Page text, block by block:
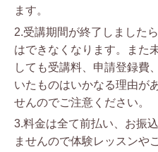
ます。
2.受講期間が終了しました
はできなくなります。また
しても受講料、申請登録費
いたものはいかなる理由が
せんのでご注意ください。
3.料金は全て前払い、お振
ませんので体験レッスンや